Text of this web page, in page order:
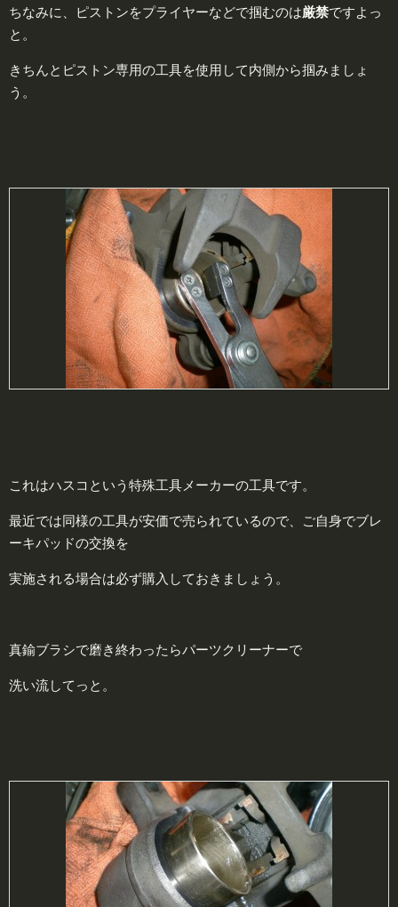
ちなみに、ピストンをプライヤーなどで掴むのは厳禁ですよっ
と。
きちんとピストン専用の工具を使用して内側から掴みましょ
う。
これはハスコという特殊工具メーカーの工具です。
最近では同様の工具が安価で売られているので、ご自身でブレ
ーキパッドの交換を
実施される場合は必ず購入しておきましょう。
真鍮ブラシで磨き終わったらパーツクリーナーで
洗い流してっと。